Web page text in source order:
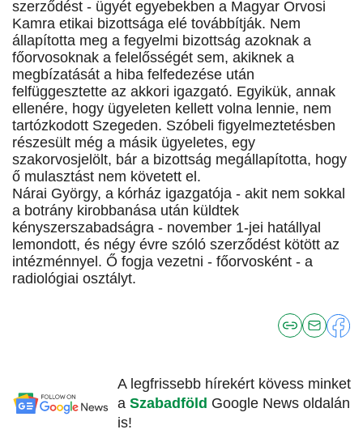
szerződést - ügyét egyebekben a Magyar Orvosi
Kamra etikai bizottsága elé továbbítják. Nem
állapította meg a fegyelmi bizottság azoknak a
főorvosoknak a felelősségét sem, akiknek a
megbízatását a hiba felfedezése után
felfüggesztette az akkori igazgató. Egyikük, annak
ellenére, hogy ügyeleten kellett volna lennie, nem
tartózkodott Szegeden. Szóbeli figyelmeztetésben
részesült még a másik ügyeletes, egy
szakorvosjelölt, bár a bizottság megállapította, hogy
ő mulasztást nem követett el.
Nárai György, a kórház igazgatója - akit nem sokkal
a botrány kirobbanása után küldtek
kényszerszabadságra - november 1-jei hatállyal
lemondott, és négy évre szóló szerződést kötött az
intézménnyel. Ő fogja vezetni - főorvosként - a
radiológiai osztályt.
A legfrissebb hírekért kövess minket
a Szabadföld Google News oldalán
is!